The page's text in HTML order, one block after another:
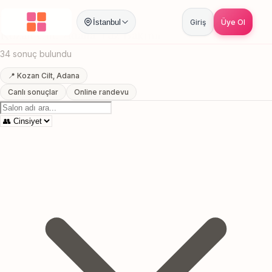
İstanbul Giriş Üye Ol
Anasayfa / Adana Kozan Cilt Yuz Bakimi
Kozan Cilt, Adana Yuz Bakimi
34 sonuç bulundu
📍 Kozan Cilt, Adana
Canlı sonuçlar
Online randevu